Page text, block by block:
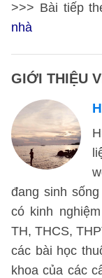
>>> Bài tiếp
nhà
GIỚI THIỆU
đang sinh
có kinh
TH, THCS,
các bài học
khoa của các